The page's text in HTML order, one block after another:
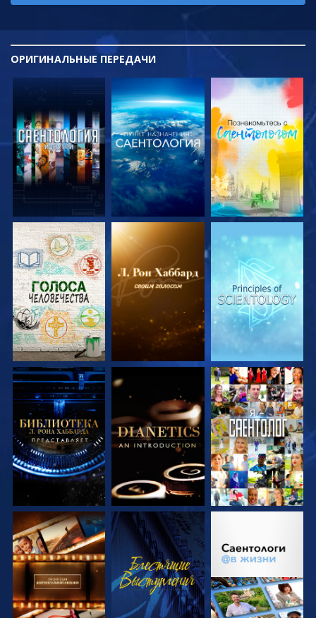
ОРИГИНАЛЬНЫЕ ПЕРЕДАЧИ
СМОТРЕТЬ
ПЕРЕДАЧИ
СМОТРЕТЬ
ПЕРЕДАЧИ
СМОТРЕТЬ
ПЕРЕДАЧИ
СМОТРЕТЬ
ПЕРЕДАЧИ
СМОТРЕТЬ
ПЕРЕДАЧИ
СМОТРЕТЬ
СМОТРЕТЬ
ПЕРЕДАЧИ
СМОТРЕТЬ
СМОТРЕТЬ